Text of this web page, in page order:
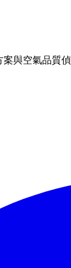
與空氣品質